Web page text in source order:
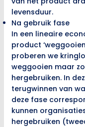
levensduur.
Na gebruik fase
In een lineaire
product
proberen we
weggooien maar
hergebruiken. In
terugwinnen van
deze fase
kunnen
hergebruiken